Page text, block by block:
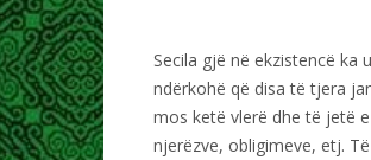
Secila gjë në ekzistencë
ndërkohë që disa të tjera
mos ketë vlerë dhe të jetë
njerëzve, obligimeve, etj.